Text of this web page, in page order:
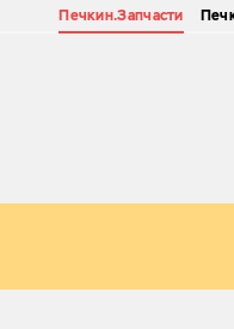
Печкин.Запчасти